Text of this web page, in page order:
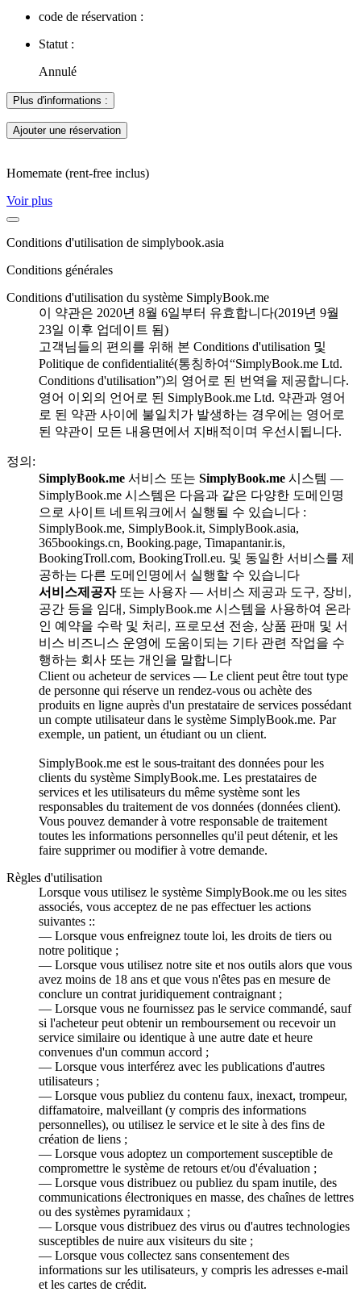
code de réservation :
Statut :
Annulé
Plus d'informations :
Ajouter une réservation
Homemate (rent-free inclus)
Voir plus
Conditions d'utilisation de simplybook.asia
Conditions générales
Conditions d'utilisation du système SimplyBook.me
이 약관은 2020년 8월 6일부터 유효합니다(2019년 9월
23일 이후 업데이트 됨)
고객님들의 편의를 위해 본 Conditions d'utilisation 및
Politique de confidentialité(통칭하여“SimplyBook.me Ltd.
Conditions d'utilisation”)의 영어로 된 번역을 제공합니다.
영어 이외의 언어로 된 SimplyBook.me Ltd. 약관과 영어
로 된 약관 사이에 불일치가 발생하는 경우에는 영어로
된 약관이 모든 내용면에서 지배적이며 우선시됩니다.
정의:
SimplyBook.me 서비스 또는 SimplyBook.me 시스템 —
SimplyBook.me 시스템은 다음과 같은 다양한 도메인명
으로 사이트 네트워크에서 실행될 수 있습니다 :
SimplyBook.me, SimplyBook.it, SimplyBook.asia,
365bookings.cn, Booking.page, Timapantanir.is,
BookingTroll.com, BookingTroll.eu. 및 동일한 서비스를 제
공하는 다른 도메인명에서 실행할 수 있습니다
서비스제공자또는 사용자 — 서비스 제공과 도구, 장비,
공간 등을 임대, SimplyBook.me 시스템을 사용하여 온라
인 예약을 수락 및 처리, 프로모션 전송, 상품 판매 및 서
비스 비즈니스 운영에 도움이되는 기타 관련 작업을 수
행하는 회사 또는 개인을 말합니다
Client ou acheteur de services — Le client peut être tout type
de personne qui réserve un rendez-vous ou achète des
produits en ligne auprès d'un prestataire de services possédant
un compte utilisateur dans le système SimplyBook.me. Par
exemple, un patient, un étudiant ou un client.
SimplyBook.me est le sous-traitant des données pour les
clients du système SimplyBook.me. Les prestataires de
services et les utilisateurs du même système sont les
responsables du traitement de vos données (données client).
Vous pouvez demander à votre responsable de traitement
toutes les informations personnelles qu'il peut détenir, et les
faire supprimer ou modifier à votre demande.
Règles d'utilisation
Lorsque vous utilisez le système SimplyBook.me ou les sites
associés, vous acceptez de ne pas effectuer les actions
suivantes ::
— Lorsque vous enfreignez toute loi, les droits de tiers ou
notre politique ;
— Lorsque vous utilisez notre site et nos outils alors que vous
avez moins de 18 ans et que vous n'êtes pas en mesure de
conclure un contrat juridiquement contraignant ;
— Lorsque vous ne fournissez pas le service commandé, sauf
si l'acheteur peut obtenir un remboursement ou recevoir un
service similaire ou identique à une autre date et heure
convenues d'un commun accord ;
— Lorsque vous interférez avec les publications d'autres
utilisateurs ;
— Lorsque vous publiez du contenu faux, inexact, trompeur,
diffamatoire, malveillant (y compris des informations
personnelles), ou utilisez le service et le site à des fins de
création de liens ;
— Lorsque vous adoptez un comportement susceptible de
compromettre le système de retours et/ou d'évaluation ;
— Lorsque vous distribuez ou publiez du spam inutile, des
communications électroniques en masse, des chaînes de lettres
ou des systèmes pyramidaux ;
— Lorsque vous distribuez des virus ou d'autres technologies
susceptibles de nuire aux visiteurs du site ;
— Lorsque vous collectez sans consentement des
informations sur les utilisateurs, y compris les adresses e-mail
et les cartes de crédit.